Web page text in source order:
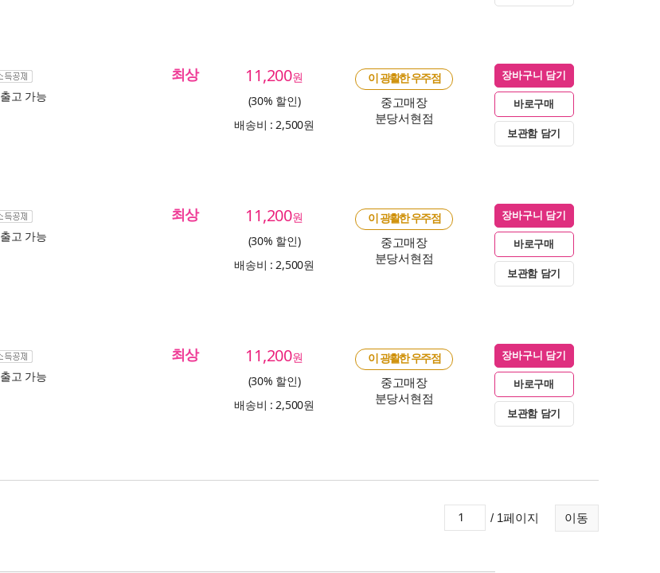
출고 가능
최상 11,200원
(30% 할인)
배송비 : 2,500원
이 광활한 우주점
중고매장
분당서현점
장바구니 담기
바로구매
보관함 담기
출고 가능
최상 11,200원
(30% 할인)
배송비 : 2,500원
이 광활한 우주점
중고매장
분당서현점
장바구니 담기
바로구매
보관함 담기
출고 가능
최상 11,200원
(30% 할인)
배송비 : 2,500원
이 광활한 우주점
중고매장
분당서현점
장바구니 담기
바로구매
보관함 담기
이동
/ 1페이지